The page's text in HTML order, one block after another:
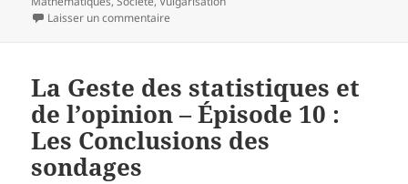
Laisser un commentaire
La Geste des statistiques et
de l’opinion – Épisode 10 :
Les Conclusions des
sondages